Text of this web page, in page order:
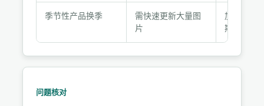
季节性产品换季
需快速更新大量图
片
加急套餐
期+快速修
问题核对